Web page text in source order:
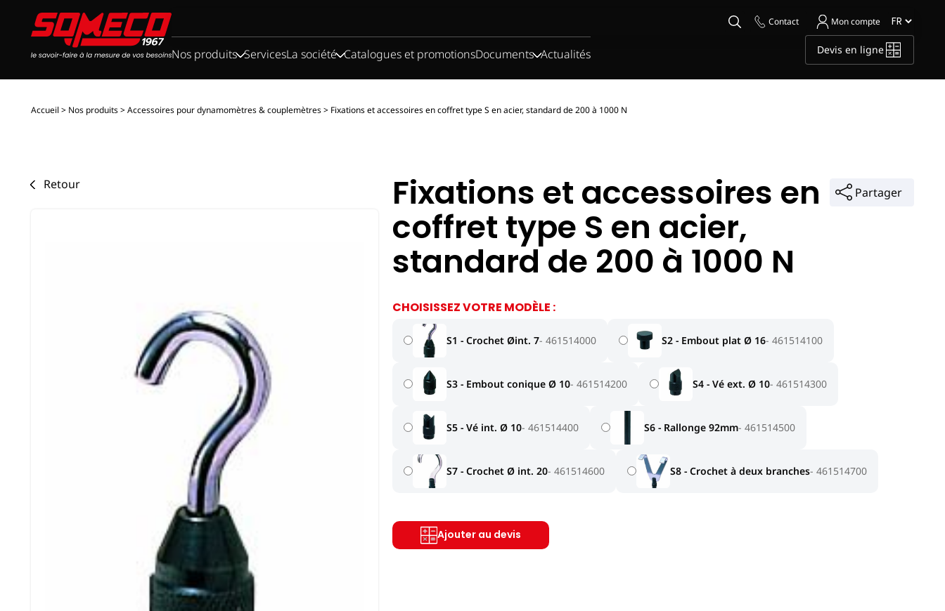
Rechercher : Contact Mon compte
Nos produits ServicesLa société Catalogues et promotionsDocuments Actualités Devis en ligne
Accueil > Nos produits>Accessoires pour dynamomètres & couplemètres> Fixations et accessoires en coffret type S en acier, standard de 200 à 1000 N
Retour Fixations et accessoires en
coffret type S en acier,
standard de 200 à 1000 N
Partager
CHOISISSEZ VOTRE MODÈLE :
S1 - Crochet Øint. 7 461514000 S2 - Embout plat Ø 16 461514100
S3 - Embout conique Ø 10 461514200 S4 - Vé ext. Ø 10 461514300
S5 - Vé int. Ø 10 461514400 S6 - Rallonge 92mm 461514500
S7 - Crochet Ø int. 20 461514600 S8 - Crochet à deux branches 461514700
Ajouter au devis